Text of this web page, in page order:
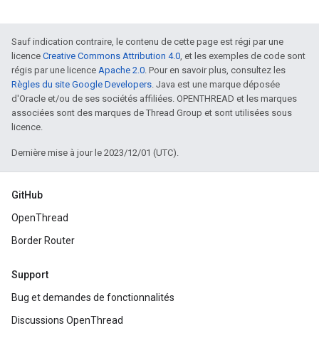
Sauf indication contraire, le contenu de cette page est régi par une
licence Creative Commons Attribution 4.0, et les exemples de code sont
régis par une licence Apache 2.0. Pour en savoir plus, consultez les
Règles du site Google Developers. Java est une marque déposée
d'Oracle et/ou de ses sociétés affiliées. OPENTHREAD et les marques
associées sont des marques de Thread Group et sont utilisées sous
licence.
Dernière mise à jour le 2023/12/01 (UTC).
GitHub
OpenThread
Border Router
Support
Bug et demandes de fonctionnalités
Discussions OpenThread